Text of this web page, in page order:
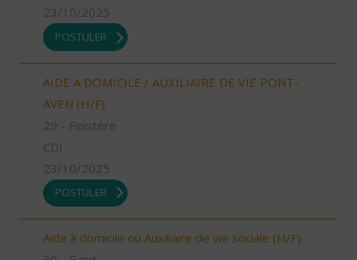
23/10/2025
POSTULER
AIDE A DOMICILE / AUXILIAIRE DE VIE PONT-
AVEN (H/F)
29 - Finistère
CDI
23/10/2025
POSTULER
Aide à domicile ou Auxiliaire de vie sociale (H/F)